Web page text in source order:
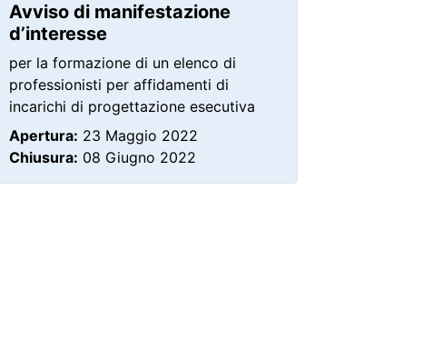
Avviso di manifestazione
d’interesse
per la formazione di un elenco di
professionisti per affidamenti di
incarichi di progettazione esecutiva
Apertura: 23 Maggio 2022
Chiusura: 08 Giugno 2022